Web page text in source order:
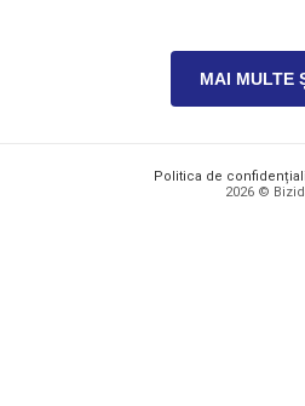
MAI MULTE
Politica de
2026 ©